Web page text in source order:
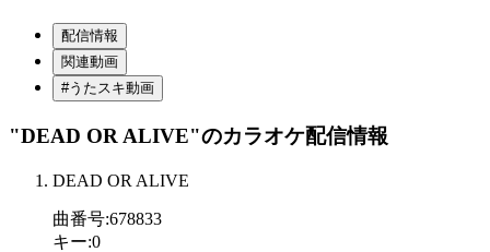
配信情報
関連動画
#うたスキ動画
"DEAD OR ALIVE"のカラオケ配信情報
DEAD OR ALIVE
曲番号:678833
キー:0